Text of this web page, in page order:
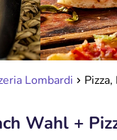
Lombardi
Wahl +